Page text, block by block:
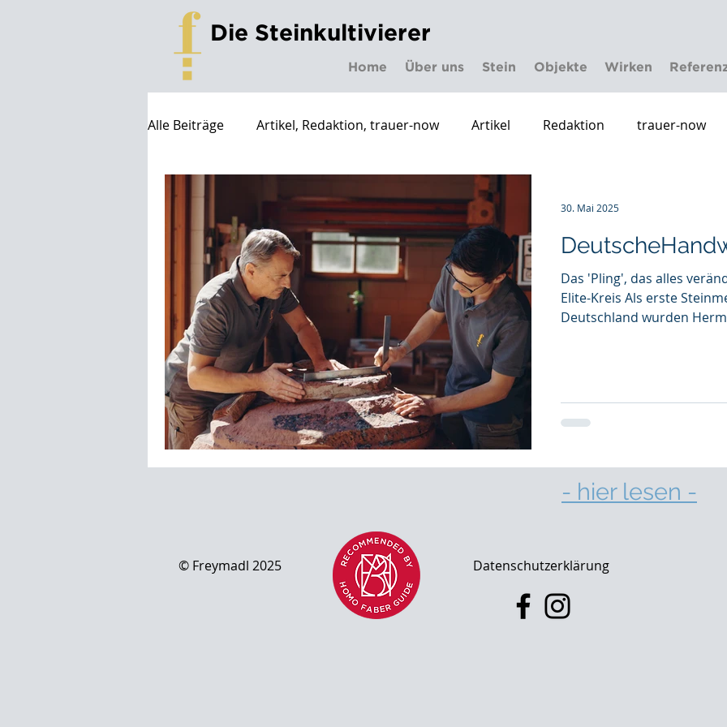
Die Steinkultivierer
Home Über uns Stein Objekte Wirken
Alle Beiträge Artikel, Redaktion, trauer-now Artikel Redaktion trauer-now
Das 'Pling', das alles
Elite-Kreis Als erste Steinmetze und Steinbildhauer aus
Deutschland wurden
30. Mai 2025
- hier lesen -
© Freymadl 2025 Datenschutzerklärung